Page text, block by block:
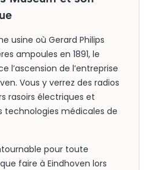
usine où Gerard Philips
ampoules en 1891, le
l’ascension de l’entreprise
Vous y verrez des radios
rasoirs électriques et
technologies médicales de
pour toute
faire à Eindhoven lors